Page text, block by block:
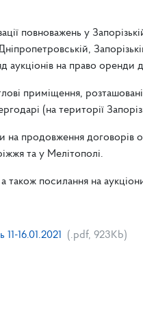
повноважень у
аукціонів на право
приміщення,
(на території
на продовження
та у Мелітополі.
також посилання на
11-16.01.2021 (.pdf, 923Kb)